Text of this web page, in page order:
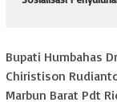
Bupati Humbahas
Chiristison
Marbun Barat Pdt